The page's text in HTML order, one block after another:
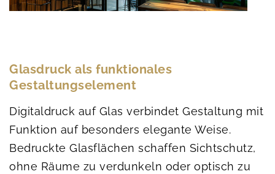
Glasdruck als funktionales
Gestaltungselement
Digitaldruck auf Glas verbindet Gestaltung mit
Funktion auf besonders elegante Weise.
Bedruckte Glasflächen schaffen Sichtschutz,
ohne Räume zu verdunkeln oder optisch zu